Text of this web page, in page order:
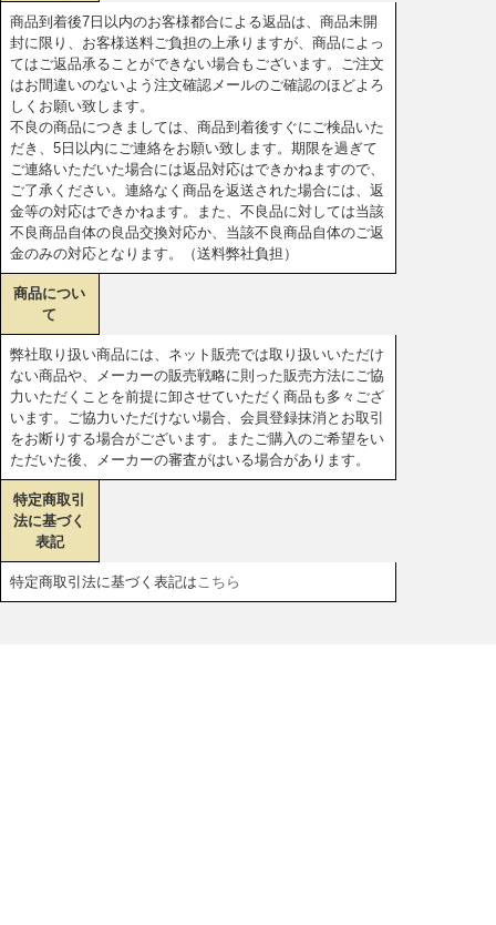
商品到着後7日以内のお客様都合による返品は、商品未開
封に限り、お客様送料ご負担の上承りますが、商品によっ
てはご返品承ることができない場合もございます。ご注文
はお間違いのないよう注文確認メールのご確認のほどよろ
しくお願い致します。
不良の商品につきましては、商品到着後すぐにご検品いた
だき、5日以内にご連絡をお願い致します。期限を過ぎて
ご連絡いただいた場合には返品対応はできかねますので、
ご了承ください。連絡なく商品を返送された場合には、返
金等の対応はできかねます。また、不良品に対しては当該
不良商品自体の良品交換対応か、当該不良商品自体のご返
金のみの対応となります。（送料弊社負担）
商品につい
て
弊社取り扱い商品には、ネット販売では取り扱いいただけ
ない商品や、メーカーの販売戦略に則った販売方法にご協
力いただくことを前提に卸させていただく商品も多々ござ
います。ご協力いただけない場合、会員登録抹消とお取引
をお断りする場合がございます。またご購入のご希望をい
ただいた後、メーカーの審査がはいる場合があります。
特定商取引
法に基づく
表記
特定商取引法に基づく表記はこちら